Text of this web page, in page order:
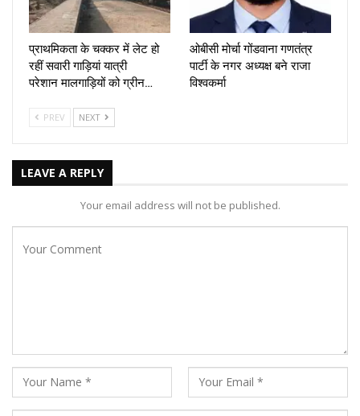
प्राथमिकता के चक्कर में लेट हो
रहीं सवारी गाड़ियां यात्री
परेशान मालगाड़ियों को ग्रीन…
ओबीसी मोर्चा गोंडवाना गणतंत्र
पार्टी के नगर अध्यक्ष बने राजा
विश्वकर्मा
PREV NEXT
LEAVE A REPLY
Your email address will not be published.